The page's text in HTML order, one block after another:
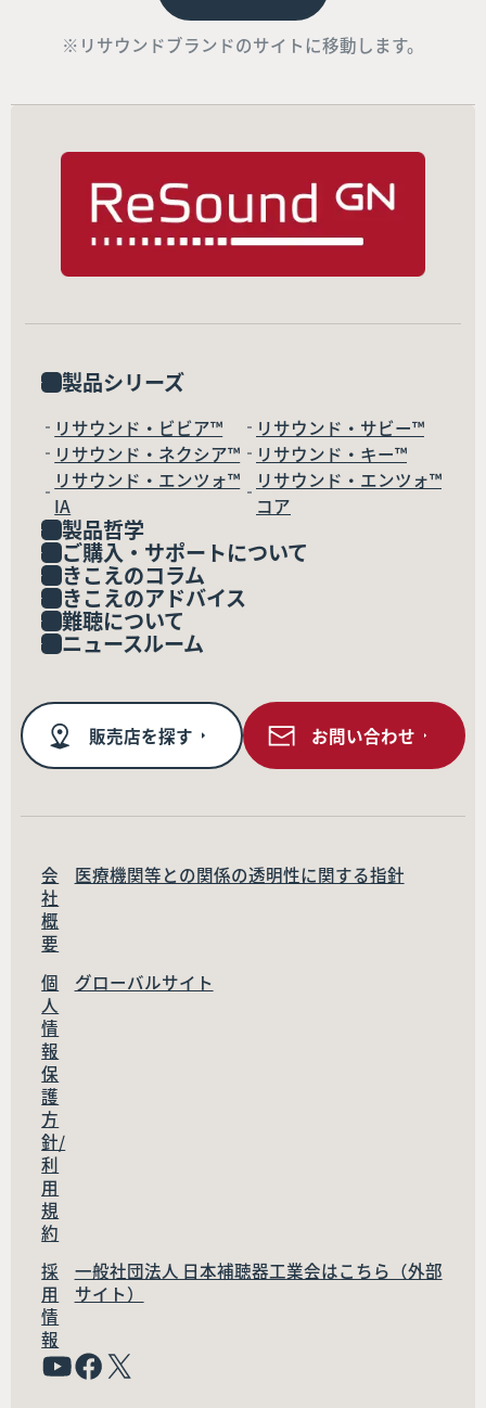
※リサウンドブランドのサイトに移動します。
製品シリーズ
リサウンド・ビビア™
リサウンド・サビー™
リサウンド・ネクシア™
リサウンド・キー™
リサウンド・エンツォ™
IA
リサウンド・エンツォ™
コア
製品哲学
ご購入・サポートについて
きこえのコラム
きこえのアドバイス
難聴について
ニュースルーム
販売店を探す お問い合わせ
会
社
概
要
医療機関等との関係の透明性に関する指針
個
人
情
報
保
護
方
針/
利
用
規
約
グローバルサイト
採
用
情
報
一般社団法人 日本補聴器工業会はこちら（外部
サイト）